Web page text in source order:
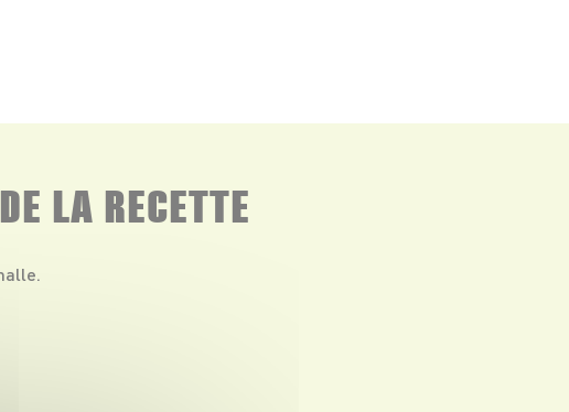
DE LA RECETTE